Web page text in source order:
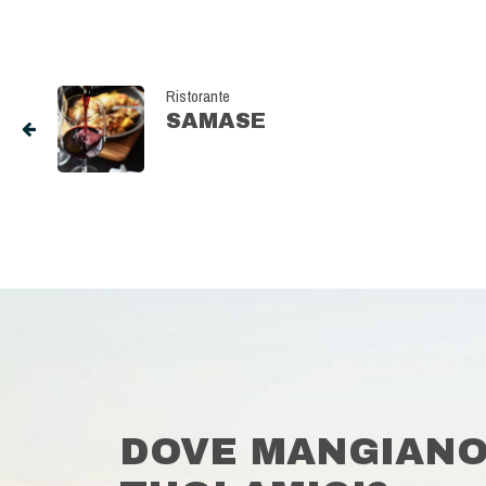
Ristorante
SAMASE
DOVE